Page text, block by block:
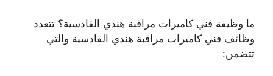
ما وظيفة فني كاميرات مراقبة هندي القادسية؟ تتعدد
وظائف فني كاميرات مراقبة هندي القادسية والتي
تتضمن: